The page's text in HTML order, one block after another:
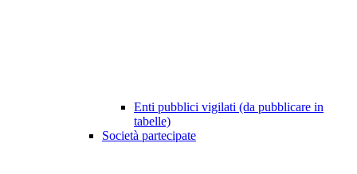
Enti pubblici vigilati (da pubblicare in
tabelle)
Società partecipate